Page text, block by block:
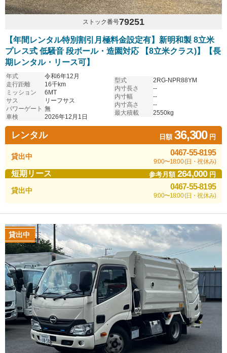
ストック番号79251
【年間レンタル特別割引月極料金設定有】新明和製 8立米
プレス式 低騒音 段ボール・造園対応 【8立米クラス)】【長
期レンタル・リース可】
年式
令和6年12月
走行距離
16千km
ミッション
6MT
サス
リーフサス
パワーゲート 無
車検
2026年12月1日
型式
2RG-NPR88YM
内寸長さ
--
内寸幅
--
内寸高さ
--
最大積載
2550kg
レンタル 日額36,300円
貸出中 0467-55-8195
9:00〜18:00 (日・祝休み)
短期リース 参考月額264,000円
貸出中 0467-55-8195
9:00〜18:00 (日・祝休み)
貸出中